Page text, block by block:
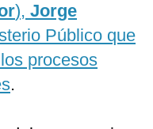
), Jorge
Público que
procesos
.